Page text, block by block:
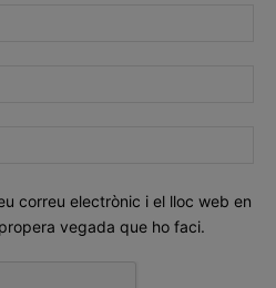
correu electrònic i el lloc web en
vegada que ho faci.